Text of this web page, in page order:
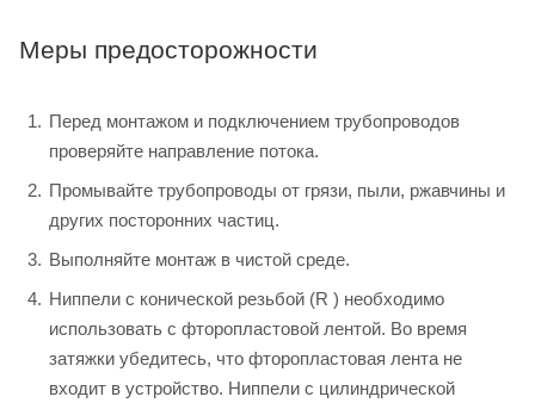
Меры предосторожности
Перед монтажом и подключением трубопроводов
проверяйте направление потока.
Промывайте трубопроводы от грязи, пыли, ржавчины и
других посторонних частиц.
Выполняйте монтаж в чистой среде.
Ниппели с конической резьбой (R ) необходимо
использовать с фторопластовой лентой. Во время
затяжки убедитесь, что фторопластовая лента не
входит в устройство. Ниппели с цилиндрической